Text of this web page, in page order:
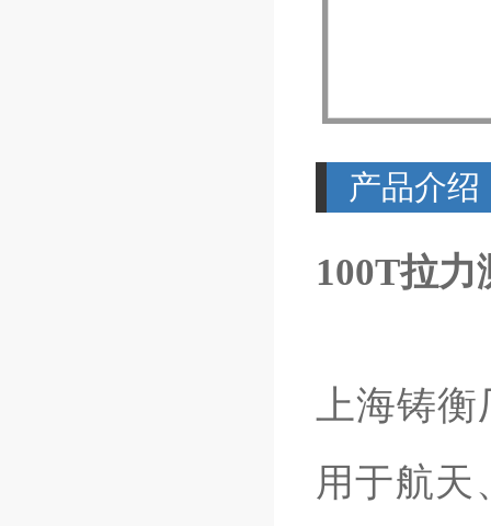
产品介绍
100T拉
上海铸衡
用于航天